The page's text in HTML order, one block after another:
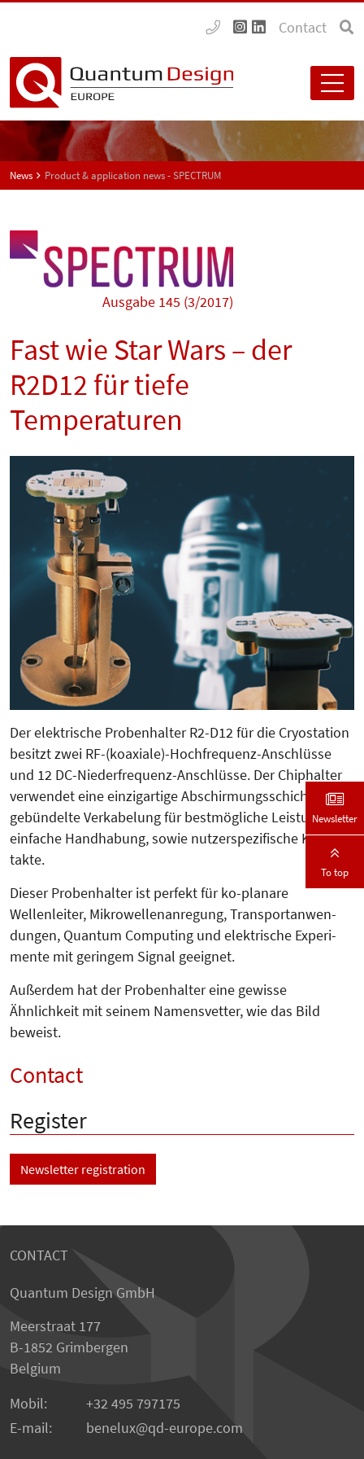
Contact
News Product & application news - SPECTRUM
Ausgabe 145 (3/2017)
Fast wie Star Wars – der
R2D12 für tiefe
Temperaturen
Der elektrische Probenhalter R2-D12 für die Cryostation
besitzt zwei RF-(koaxiale)-Hoch­fre­quenz-Anschlüsse
und 12 DC-Nieder­fre­quenz-Anschlüsse. Der Chip­hal­ter
verwendet eine einzigartige Ab­schir­mungsschicht, eine
gebündelte Verka­belung für bestmögliche Leis­tung und
einfache Hand­habung, sowie nutzer­spezifische Kon­
takte.
Dieser Probenhalter ist perfekt für ko-planare
Wellenleiter, Mikro­­wel­len­anregung, Transport­anwen­
dungen, Quan­tum Computing und elek­trische Ex­peri­
mente mit geringem Signal geeignet.
Außerdem hat der Probenhalter eine gewisse
Ähnlichkeit mit seinem Namensvetter, wie das Bild
beweist.
Contact
Register
Newsletter registration
CONTACT
Quantum Design GmbH
Meerstraat 177
B-1852 Grimbergen
Belgium
Mobil:
+32 495 797175
E-mail:
benelux qd-europe.com
Newsletter
To top